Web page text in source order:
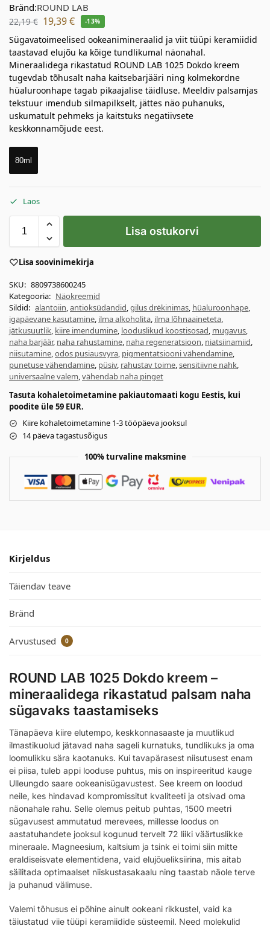
Bränd:ROUND LAB
22,19€ 19,39€ -13%
Sügavatoimeelised ookeanimineraalid ja viit tüüpi keramiidid
taastavad elujõu ka kõige tundlikumal näonahal.
Mineraalidega rikastatud ROUND LAB 1025 Dokdo kreem
tugevdab tõhusalt naha kaitsebarjääri ning kolmekordne
hüaluroonhape tagab pikaajalise täidluse. Meeldiv palsamjas
tekstuur imendub silmapilkselt, jättes näo puhanuks,
uskumatult pehmeks ja kaitstuks negatiivsete
keskkonnamõjude eest.
80ml
Laos
Lisa ostukorvi
Lisa soovinimekirja
SKU: 8809738600245
Kategooria: Näokreemid
Sildid: alantoiin,antioksüdandid,gilus drėkinimas, hüaluroonhape,
igapäevane kasutamine, ilma alkoholita, ilma lõhnaaineteta,
jätkusuutlik, kiire imendumine, looduslikud koostisosad, mugavus,
naha barjäär, naha rahustamine, naha regeneratsioon, niatsiinamiid,
niisutamine,odos pusiausvyra, pigmentatsiooni vähendamine,
punetuse vähendamine, püsiv, rahustav toime,sensitiivne nahk,
universaalne valem,vähendab naha pinget
Tasuta kohaletoimetamine pakiautomaati kogu Eestis, kui
poodite üle 59 EUR.
Kiire kohaletoimetamine 1-3 tööpäeva jooksul
14 päeva tagastusõigus
100% turvaline maksmine
Kirjeldus
Täiendav teave
Bränd
Arvustused 0
ROUND LAB 1025 Dokdo kreem –
mineraalidega rikastatud palsam naha
sügavaks taastamiseks
Tänapäeva kiire elutempo, keskkonnasaaste ja muutlikud
ilmastikuolud jätavad naha sageli kurnatuks, tundlikuks ja oma
loomulikku sära kaotanuks. Kui tavapärasest niisutusest enam
ei piisa, tuleb appi looduse puhtus, mis on inspireeritud kauge
Ulleungdo saare ookeanisügavustest. See kreem on loodud
neile, kes hindavad kompromissitut kvaliteeti ja otsivad oma
näonahale rahu. Selle olemus peitub puhtas, 1500 meetri
sügavusest ammutatud merevees, millesse loodus on
aastatuhandete jooksul kogunud tervelt 72 liiki väärtuslikke
mineraale. Magneesium, kaltsium ja tsink ei toimi siin mitte
eraldiseisvate elementidena, vaid elujõueliksiirina, mis aitab
säilitada optimaalset niiskustasakaalu ning taastab näole terve
ja puhanud välimuse.
Valemi tõhusus ei põhine ainult ookeani rikkustel, vaid ka
täiustatud viie tüüpi keramiidide süsteemil. Need molekulid